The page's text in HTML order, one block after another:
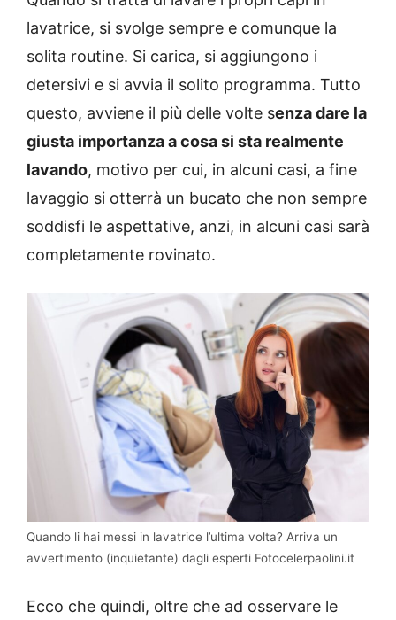
lavatrice, si svolge sempre e comunque la
solita routine. Si carica, si aggiungono i
detersivi e si avvia il solito programma. Tutto
questo, avviene il più delle volte senza dare la
giusta importanza a cosa si sta realmente
lavando, motivo per cui, in alcuni casi, a fine
lavaggio si otterrà un bucato che non sempre
soddisfi le aspettative, anzi, in alcuni casi sarà
completamente rovinato.
Quando li hai messi in lavatrice l’ultima volta? Arriva un
avvertimento (inquietante) dagli esperti Fotocelerpaolini.it
Ecco che quindi, oltre che ad osservare le